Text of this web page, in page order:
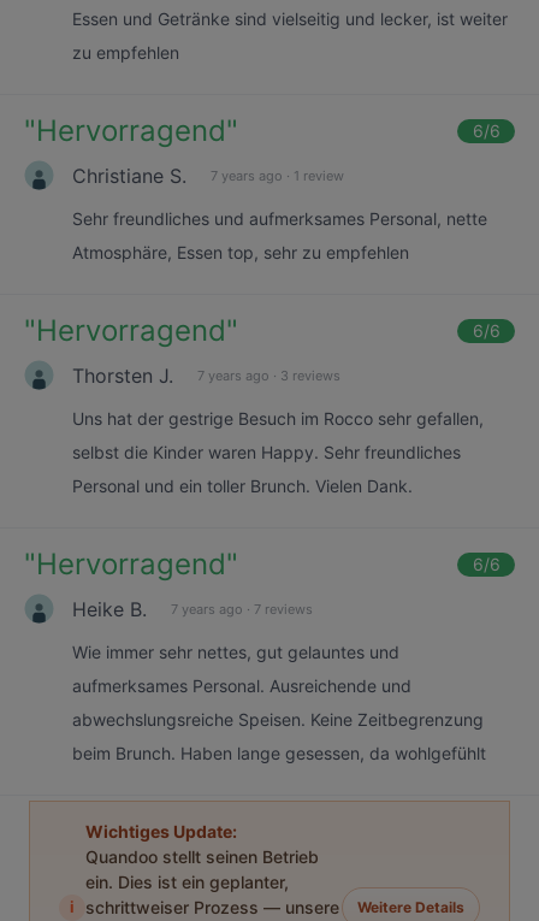
Essen und Getränke sind vielseitig und lecker, ist weiter
zu empfehlen
"Hervorragend" 6/6
Christiane S. 7 years ago · 1 review
Sehr freundliches und aufmerksames Personal, nette
Atmosphäre, Essen top, sehr zu empfehlen
"Hervorragend" 6/6
Thorsten J. 7 years ago · 3 reviews
Uns hat der gestrige Besuch im Rocco sehr gefallen,
selbst die Kinder waren Happy. Sehr freundliches
Personal und ein toller Brunch. Vielen Dank.
"Hervorragend" 6/6
Heike B. 7 years ago · 7 reviews
Wie immer sehr nettes, gut gelauntes und
aufmerksames Personal. Ausreichende und
abwechslungsreiche Speisen. Keine Zeitbegrenzung
beim Brunch. Haben lange gesessen, da wohlgefühlt
i
Wichtiges Update:
Quandoo stellt seinen Betrieb
ein. Dies ist ein geplanter,
schrittweiser Prozess — unsere
Weitere Details